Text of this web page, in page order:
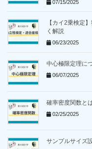
07/15/2025
【カイ2乗検定
く解説
06/23/2025
中心極限定理に
06/07/2025
確率密度関数と
02/25/2025
サンプルサイズ